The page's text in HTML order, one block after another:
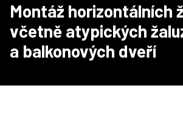
Montáž horizontálních
včetně atypických
a balkonových dveří